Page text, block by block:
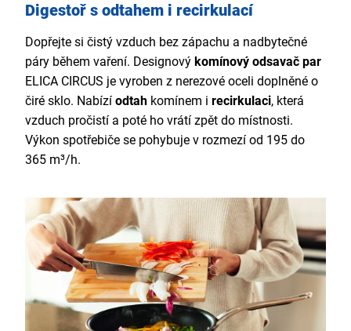
Digestoř s odtahem i recirkulací
Dopřejte si čistý vzduch bez zápachu a nadbytečné
páry během vaření. Designový komínový odsavač par
ELICA CIRCUS je vyroben z nerezové oceli doplněné o
čiré sklo. Nabízí odtah komínem i recirkulaci, která
vzduch pročistí a poté ho vrátí zpět do místnosti.
Výkon spotřebiče se pohybuje v rozmezí od 195 do
365 m³/h.